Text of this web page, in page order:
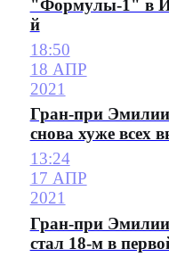
"Формулы-1" в
й
18:50
18 АПР
2021
Гран-при
снова хуже всех
13:24
17 АПР
2021
Гран-при
стал 18-м в